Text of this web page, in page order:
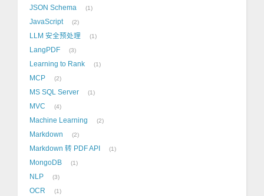
JSON Schema 1
JavaScript 2
LLM 安全预处理 1
LangPDF 3
Learning to Rank 1
MCP 2
MS SQL Server 1
MVC 4
Machine Learning 2
Markdown 2
Markdown 转 PDF API 1
MongoDB 1
NLP 3
OCR 1